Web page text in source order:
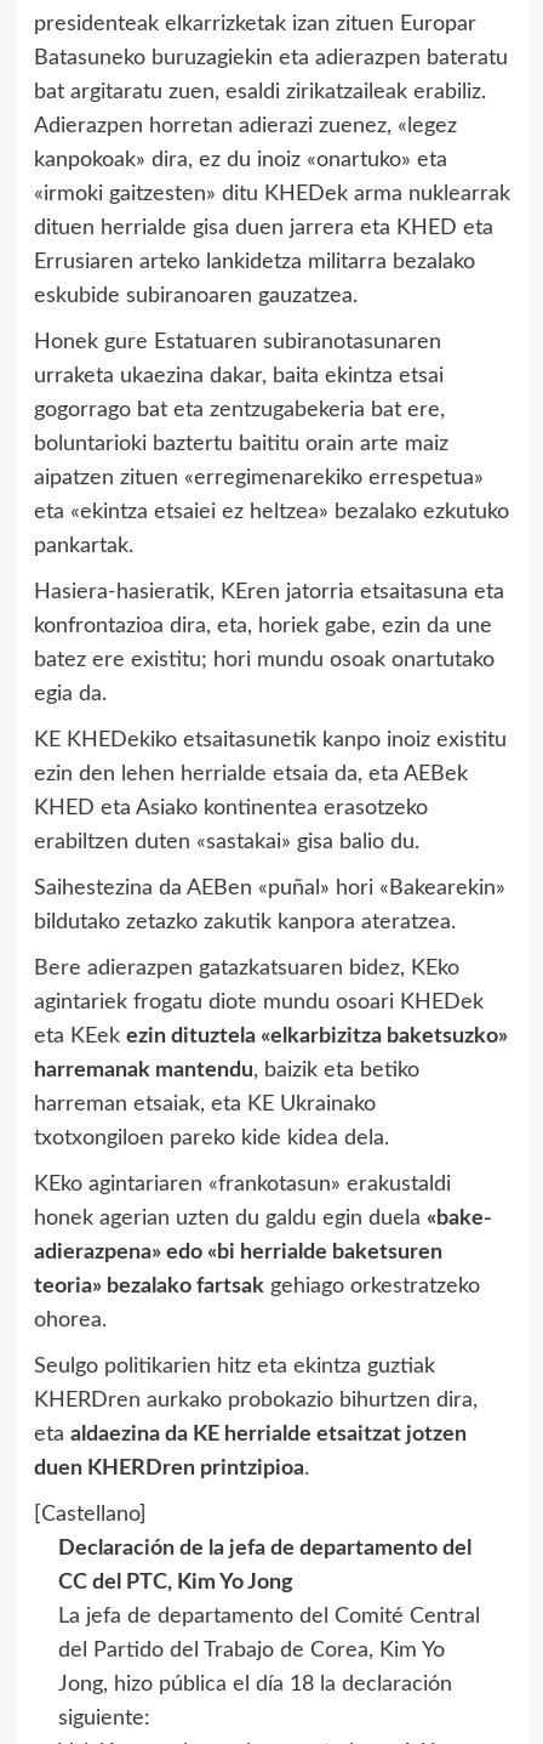
presidenteak elkarrizketak izan zituen Europar
Batasuneko buruzagiekin eta adierazpen bateratu
bat argitaratu zuen, esaldi zirikatzaileak erabiliz.
Adierazpen horretan adierazi zuenez, «legez
kanpokoak» dira, ez du inoiz «onartuko» eta
«irmoki gaitzesten» ditu KHEDek arma nuklearrak
dituen herrialde gisa duen jarrera eta KHED eta
Errusiaren arteko lankidetza militarra bezalako
eskubide subiranoaren gauzatzea.
Honek gure Estatuaren subiranotasunaren
urraketa ukaezina dakar, baita ekintza etsai
gogorrago bat eta zentzugabekeria bat ere,
boluntarioki baztertu baititu orain arte maiz
aipatzen zituen «erregimenarekiko errespetua»
eta «ekintza etsaiei ez heltzea» bezalako ezkutuko
pankartak.
Hasiera-hasieratik, KEren jatorria etsaitasuna eta
konfrontazioa dira, eta, horiek gabe, ezin da une
batez ere existitu; hori mundu osoak onartutako
egia da.
KE KHEDekiko etsaitasunetik kanpo inoiz existitu
ezin den lehen herrialde etsaia da, eta AEBek
KHED eta Asiako kontinentea erasotzeko
erabiltzen duten «sastakai» gisa balio du.
Saihestezina da AEBen «puñal» hori «Bakearekin»
bildutako zetazko zakutik kanpora ateratzea.
Bere adierazpen gatazkatsuaren bidez, KEko
agintariek frogatu diote mundu osoari KHEDek
eta KEek ezin dituztela «elkarbizitza baketsuzko»
harremanak mantendu, baizik eta betiko
harreman etsaiak, eta KE Ukrainako
txotxongiloen pareko kide kidea dela.
KEko agintariaren «frankotasun» erakustaldi
honek agerian uzten du galdu egin duela «bake-
adierazpena» edo «bi herrialde baketsuren
teoria» bezalako fartsak gehiago orkestratzeko
ohorea.
Seulgo politikarien hitz eta ekintza guztiak
KHERDren aurkako probokazio bihurtzen dira,
eta aldaezina da KE herrialde etsaitzat jotzen
duen KHERDren printzipioa.
[Castellano]
Declaración de la jefa de departamento del
CC del PTC, Kim Yo Jong
La jefa de departamento del Comité Central
del Partido del Trabajo de Corea, Kim Yo
Jong, hizo pública el día 18 la declaración
siguiente: